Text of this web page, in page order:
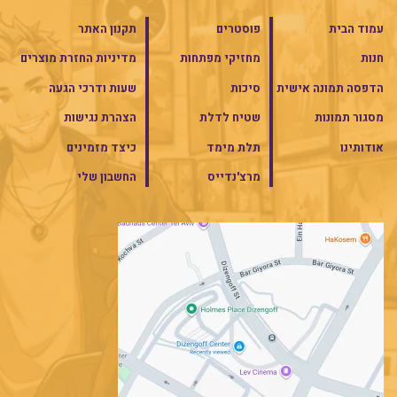
עמוד הבית
חנות
הדפסה תמונה אישית
מסגור תמונות
אודותינו
פוסטרים
מחזיקי מפתחות
סיכות
שטיח לדלת
תלת מימד
מרצ'נדייס
תקנון האתר
מדיניות החזרת מוצרים
שעות ודרכי הגעה
הצהרת נגישות
כיצד מזמינים
החשבון שלי